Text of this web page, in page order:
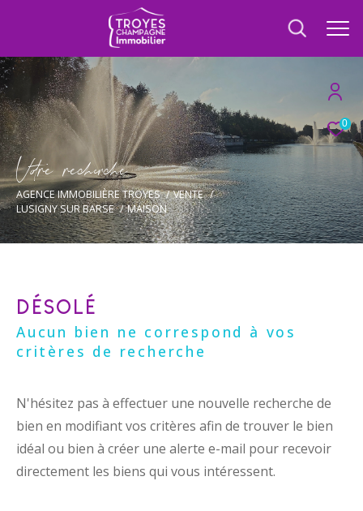
0
Vore recece
AGENCE IMMOBILIÈRE TROYES
VENTE
LUSIGNY SUR BARSE
MAISON
DÉSOLÉ
Aucun bien ne correspond à vos
critères de recherche
N'hésitez pas à effectuer une nouvelle recherche de
bien en modifiant vos critères afin de trouver le bien
idéal ou bien à créer une alerte e-mail pour recevoir
directement les biens qui vous intéressent.